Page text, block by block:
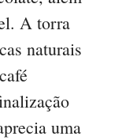
A torra
naturais
uma